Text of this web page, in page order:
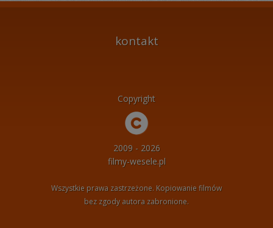
kontakt
Copyright
2009 - 2026
filmy-wesele.pl
Wszystkie prawa zastrzeżone. Kopiowanie filmów
bez zgody autora zabronione.